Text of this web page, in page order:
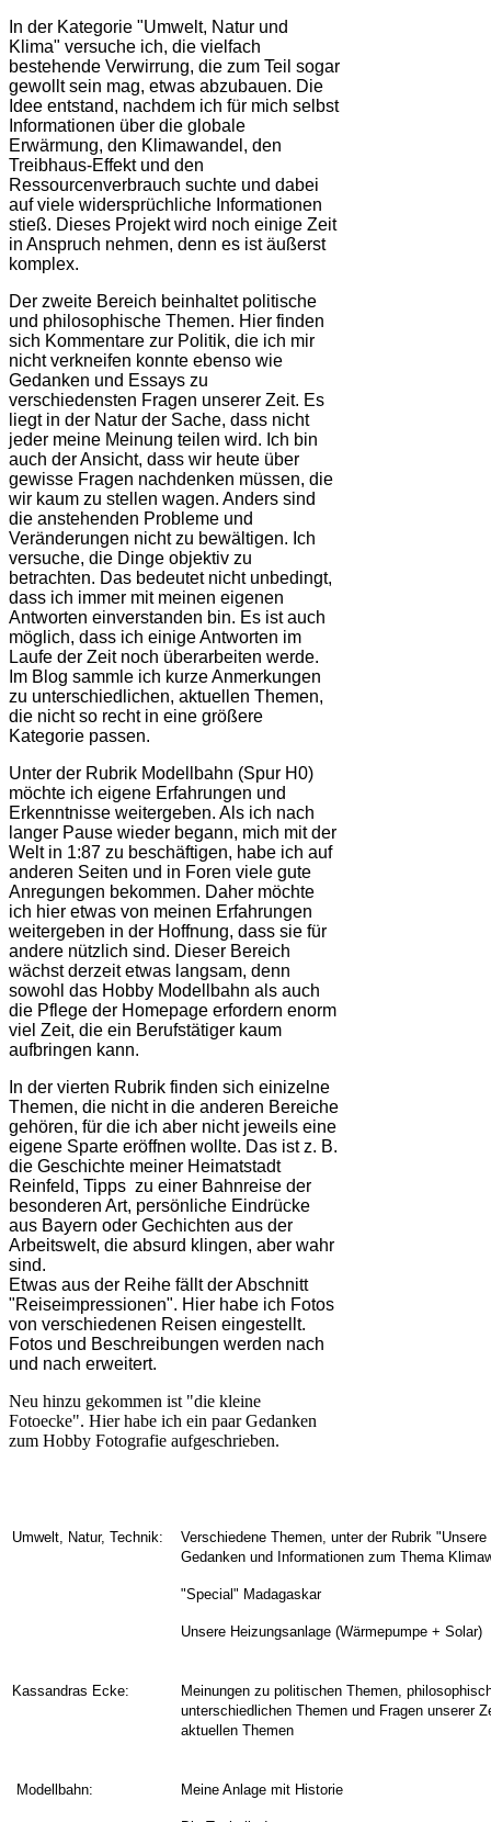
In der Kategorie "Umwelt, Natur und
Klima" versuche ich, die vielfach
bestehende Verwirrung, die zum Teil sogar
gewollt sein mag, etwas abzubauen. Die
Idee entstand, nachdem ich für mich selbst
Informationen über die globale
Erwärmung, den Klimawandel, den
Treibhaus-Effekt und den
Ressourcenverbrauch suchte und dabei
auf viele widersprüchliche Informationen
stieß. Dieses Projekt wird noch einige Zeit
in Anspruch nehmen, denn es ist äußerst
komplex.
Der zweite Bereich beinhaltet politische
und philosophische Themen. Hier finden
sich Kommentare zur Politik, die ich mir
nicht verkneifen konnte ebenso wie
Gedanken und Essays zu
verschiedensten Fragen unserer Zeit. Es
liegt in der Natur der Sache, dass nicht
jeder meine Meinung teilen wird. Ich bin
auch der Ansicht, dass wir heute über
gewisse Fragen nachdenken müssen, die
wir kaum zu stellen wagen. Anders sind
die anstehenden Probleme und
Veränderungen nicht zu bewältigen. Ich
versuche, die Dinge objektiv zu
betrachten. Das bedeutet nicht unbedingt,
dass ich immer mit meinen eigenen
Antworten einverstanden bin. Es ist auch
möglich, dass ich einige Antworten im
Laufe der Zeit noch überarbeiten werde.
Im Blog sammle ich kurze Anmerkungen
zu unterschiedlichen, aktuellen Themen,
die nicht so recht in eine größere
Kategorie passen.
Unter der Rubrik Modellbahn (Spur H0)
möchte ich eigene Erfahrungen und
Erkenntnisse weitergeben. Als ich nach
langer Pause wieder begann, mich mit der
Welt in 1:87 zu beschäftigen, habe ich auf
anderen Seiten und in Foren viele gute
Anregungen bekommen. Daher möchte
ich hier etwas von meinen Erfahrungen
weitergeben in der Hoffnung, dass sie für
andere nützlich sind. Dieser Bereich
wächst derzeit etwas langsam, denn
sowohl das Hobby Modellbahn als auch
die Pflege der Homepage erfordern enorm
viel Zeit, die ein Berufstätiger kaum
aufbringen kann.
In der vierten Rubrik finden sich einizelne
Themen, die nicht in die anderen Bereiche
gehören, für die ich aber nicht jeweils eine
eigene Sparte eröffnen wollte. Das ist z. B.
die Geschichte meiner Heimatstadt
Reinfeld, Tipps zu einer Bahnreise der
besonderen Art, persönliche Eindrücke
aus Bayern oder Gechichten aus der
Arbeitswelt, die absurd klingen, aber wahr
sind.
Etwas aus der Reihe fällt der Abschnitt
"Reiseimpressionen". Hier habe ich Fotos
von verschiedenen Reisen eingestellt.
Fotos und Beschreibungen werden nach
und nach erweitert.
Neu hinzu gekommen ist "die kleine
Fotoecke". Hier habe ich ein paar Gedanken
zum Hobby Fotografie aufgeschrieben.
Umwelt, Natur, Technik:
Verschiedene Themen, unter der Rubrik
Gedanken und Informationen zum Thema
"Special" Madagaskar
Unsere Heizungsanlage (Wärmepumpe + Solar)
Kassandras Ecke: Meinungen zu politischen Themen, p
unterschiedlichen Themen und Fragen unserer
aktuellen Themen
Modellbahn: Meine Anlage mit Historie